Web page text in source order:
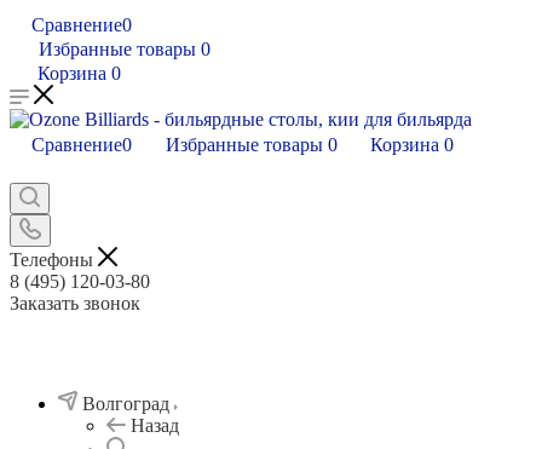
Сравнение0
Избранные товары 0
Корзина 0
Сравнение0 Избранные товары 0 Корзина 0
Телефоны
8 (495) 120-03-80
Заказать звонок
Волгоград
Назад